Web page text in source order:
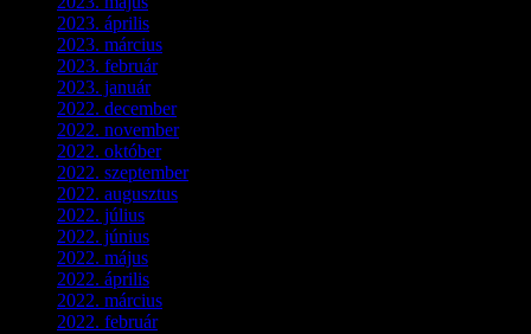
2023. április
2023. március
2023. február(4)
2023. január(1)
2022. december(2)
2022. november(4)
2022. október(8)
2022. szeptember(9)
2022. augusztus
2022. július
2022. június
2022. május
2022. április
2022. március
2022. február(4)